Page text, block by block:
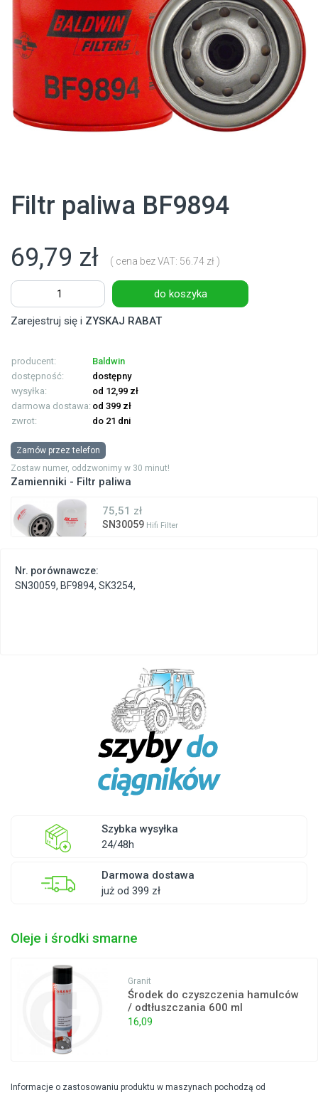
Filtr paliwa BF9894
69,79 zł
( cena bez VAT: 56.74 zł )
do koszyka
Zarejestruj się i ZYSKAJ RABAT
producent:
Baldwin
dostępność:
dostępny
wysyłka:
od 12,99 zł
darmowa dostawa: od 399 zł
zwrot:
do 21 dni
Zamów przez telefon
Zostaw numer, oddzwonimy w 30 minut!
Zamienniki - Filtr paliwa
75,51 zł
SN30059 Hifi Filter
Nr. porównawcze:
SN30059, BF9894, SK3254,
Szybka wysyłka
24/48h
Darmowa dostawa
już od 399 zł
Oleje i środki smarne
Granit
Środek do czyszczenia hamulców
/ odtłuszczania 600 ml
16,09
Informacje o zastosowaniu produktu w maszynach pochodzą od